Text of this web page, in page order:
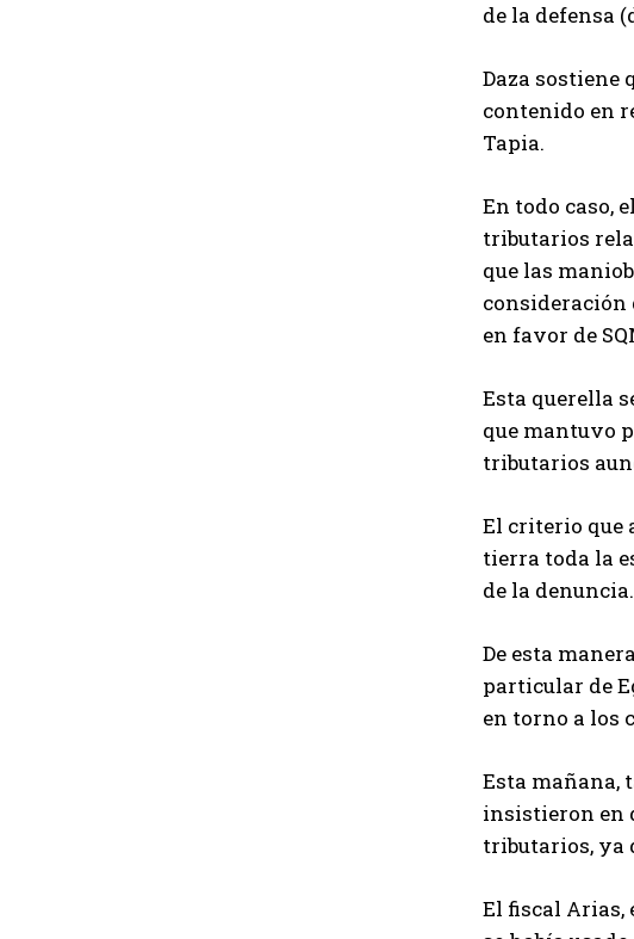
de la defensa
Daza sostiene
contenido en
Tapia.
En todo caso,
tributarios
que las
consideración
en favor de
Esta querella
que mantuvo
tributarios
El criterio que
tierra toda la
de la denuncia.
De esta
particular de
en torno a los
Esta mañana,
insistieron en
tributarios, ya
El fiscal Arias,